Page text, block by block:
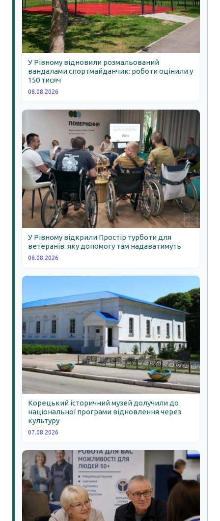
У Рівному відновили розмальований
вандалами спортмайданчик: роботи оцінили у
150 тисяч
08.08.2026
У Рівному відкрили Простір турботи для
ветеранів: яку допомогу там надаватимуть
08.08.2026
Корецький історичний музей долучили до
національної програми відновлення через
культуру
07.08.2026